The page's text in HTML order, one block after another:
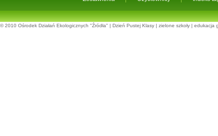
© 2010 Ośrodek Działań Ekologicznych "Źródła" | Dzień Pustej Klasy | zielone szkoły | edukacja